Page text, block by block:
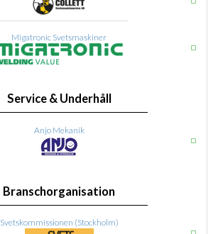
Migatronic Svetsmaskiner
Service & Underhåll
Anjo Mekanik
Branschorganisation
Svetskommissionen (Stockholm)